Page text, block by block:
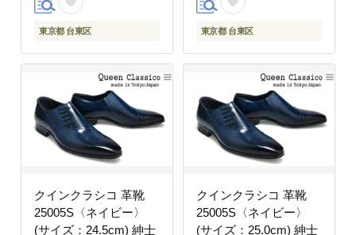
東京都 台東区 東京都 台東区
クインクラシコ 革靴
25005S〈ネイビー〉
(サイズ：24.5cm) 紳士
クインクラシコ 革靴
25005S〈ネイビー〉
(サイズ：25.0cm) 紳士